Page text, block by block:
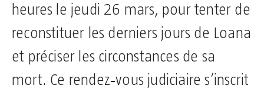
heures le jeudi 26 mars, pour tenter de
reconstituer les derniers jours de Loana
et préciser les circonstances de sa
mort. Ce rendez‑vous judiciaire s’inscrit